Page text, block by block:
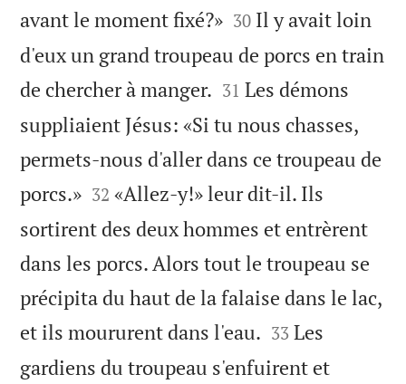
avant le moment fixé?»
30 Il y avait loin
d'eux un grand troupeau de porcs en train
de chercher à manger. 

31 Les démons
suppliaient Jésus: «Si tu nous chasses,
permets-nous d'aller dans ce troupeau de
porcs.»
32 «Allez-y!» leur dit-il. Ils
sortirent des deux hommes et entrèrent
dans les porcs. Alors tout le troupeau se
précipita du haut de la falaise dans le lac,
et ils moururent dans l'eau. 

33 Les
gardiens du troupeau s'enfuirent et